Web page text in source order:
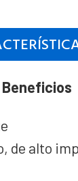
de alto